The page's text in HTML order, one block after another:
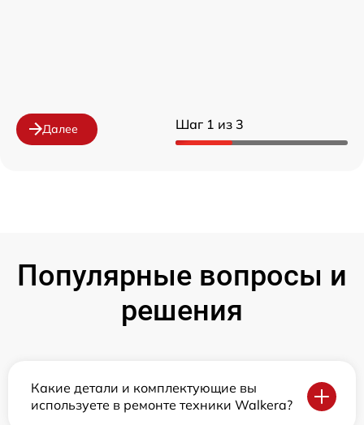
Шаг 1 из 3
Далее
Популярные вопросы и
решения
Какие детали и комплектующие вы
используете в ремонте техники Walkera?